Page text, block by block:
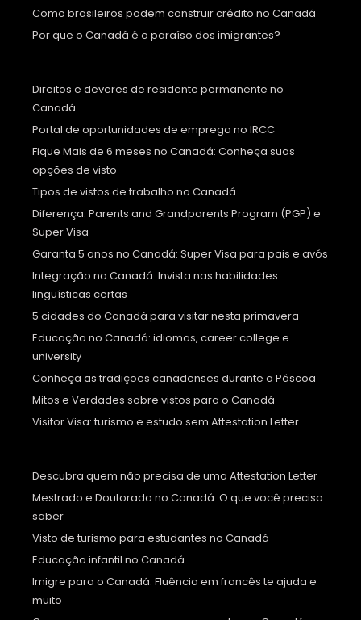
Como brasileiros podem construir crédito no Canadá
Por que o Canadá é o paraíso dos imigrantes?
Direitos e deveres de residente permanente no
Canadá
Portal de oportunidades de emprego no IRCC
Fique Mais de 6 meses no Canadá: Conheça suas
opções de visto
Tipos de vistos de trabalho no Canadá
Diferença: Parents and Grandparents Program (PGP) e
Super Visa
Garanta 5 anos no Canadá: Super Visa para pais e avós
Integração no Canadá: Invista nas habilidades
linguísticas certas
5 cidades do Canadá para visitar nesta primavera
Educação no Canadá: idiomas, career college e
university
Conheça as tradições canadenses durante a Páscoa
Mitos e Verdades sobre vistos para o Canadá
Visitor Visa: turismo e estudo sem Attestation Letter
Descubra quem não precisa de uma Attestation Letter
Mestrado e Doutorado no Canadá: O que você precisa
saber
Visto de turismo para estudantes no Canadá
Educação infantil no Canadá
Imigre para o Canadá: Fluência em francês te ajuda e
muito